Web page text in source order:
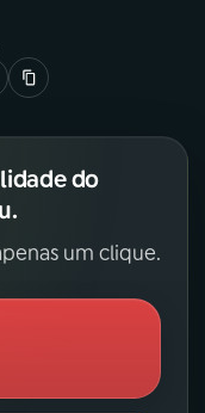
do
um clique.